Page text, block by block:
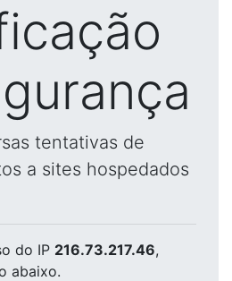
tentativas de
a sites hospedados
do IP 216.73.217.46,
abaixo.